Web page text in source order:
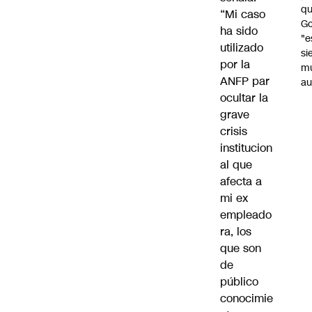
“Mi caso
ha sido
utilizado
por la
ANFP par
ocultar la
grave
crisis
institucion
al que
afecta a
mi ex
empleado
ra, los
que son
de
público
conocimie